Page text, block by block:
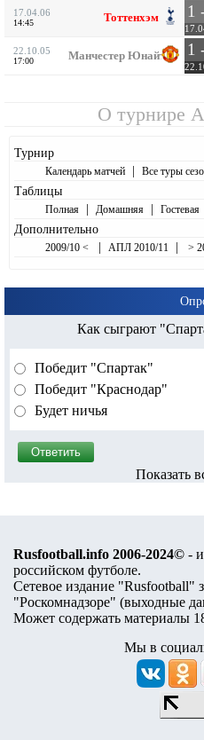
17.04.06
14:45 Тоттенхэм 1
22.10.05
17:00 Манчестер Юнайтед 1
О турнире
Турнир
Календарь матчей | Все туры
Таблицы
Полная | Домашняя | Гостевая
Дополнительно
2009/10 < | АПЛ 2010/11 | >
Как сыграют
Победит "Спартак"
Победит "Краснодар"
Будет ничья
Показать
Rusfootball.info 2006-2024© -
российском футболе.
Сетевое издание "Rusfootball"
"Роскомнадзоре" (выходные
Может содержать материалы
Мы в